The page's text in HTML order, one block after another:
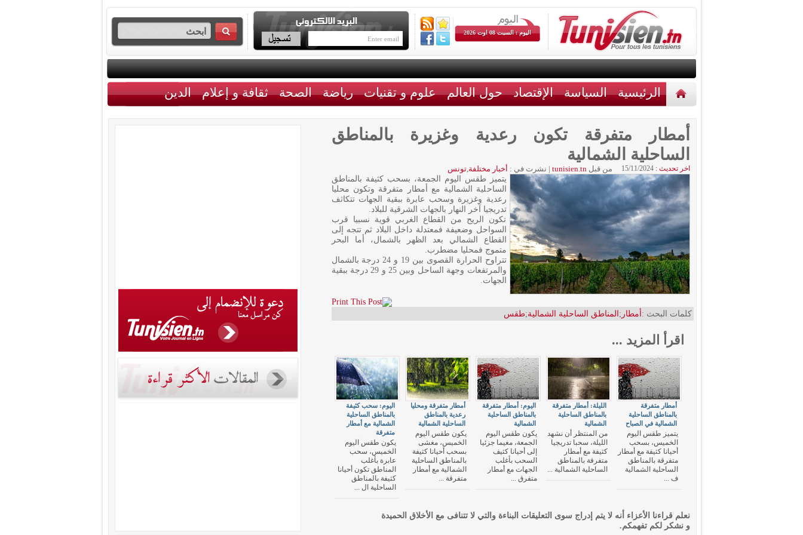
اليوم : السبت 08 اوت 2026
الرئيسية السياسة الإقتصاد حول العالم علوم و تقنيات رياضة الصحة ثقافة و إعلام الدين
أخبار مختلفة
أمطار متفرقة تكون رعدية وغزيرة بالمناطق
الساحلية الشمالية
اخر تحديث : 15/11/2024 من قبلtunisien.tn
| نشرت في : أخبار مختلفة,تونس
يتميز طقس اليوم الجمعة، بسحب كثيفة بالمناطق
الساحلية الشمالية مع أمطار متفرقة وتكون محليا
رعدية وغزيرة وسحب عابرة ببقية الجهات تتكاثف
تدريجيا آخر النهار بالجهات الشرقية للبلاد.
تكون الريح من القطاع الغربي قوية نسبيا قرب
السواحل وضعيفة فمعتدلة داخل البلاد ثم تتجه إلى
القطاع الشمالي بعد الظهر بالشمال، أما البحر
متموج فمحليا مضطرب.
تتراوح الحرارة القصوى بين 19 و 24 درجة بالشمال
والمرتفعات وجهة الساحل وبين 25 و 29 درجة ببقية
الجهات.
كلمات البحث : أمطار ; المناطق الساحلية الشمالية;طقس
اقرأ المزيد ...
اليوم: سحب كثيفة
بالمناطق الساحلية
الشمالية مع أمطار
متفرقة
يكون طقس اليوم
الخميس، سحب
عابرة بأغلب
المناطق تكون أحيانا
كثيفة بالمناطق
الساحلية ال ...
أمطار متفرقة ومحليا
رعدية بالمناطق
الساحلية الشمالية
يكون طقس اليوم
الخميس، مغشى
بسحب أحيانا كثيفة
بالمناطق الساحلية
الشمالية مع أمطار
متفرقة ...
اليوم: أمطار متفرقة
بالمناطق الساحلية
الشمالية
يكون طقس اليوم
الجمعة، مغيما جزئيا
إلى أحيانا كثيف
السحب بأغلب
الجهات مع أمطار
متفرق ...
الليلة: أمطار متفرقة
بالمناطق الساحلية
الشمالية
من المنتظر أن نشهد
الليلة، سحبا تدريجيا
كثيفة مع أمطار
متفرقة بالمناطق
الساحلية الشمالية ...
أمطار متفرقة
بالمناطق الساحلية
الشمالية في الصباح
يتميز طقس اليوم
الخميس، بسحب
أحيانا كثيفة مع أمطار
متفرقة بالمناطق
الساحلية الشمالية
ف ...
نعلم قراءنا الأعزاء أنه لا يتم إدراج سوى التعليقات البناءة والتي لا تتنافى مع الأخلاق الحميدة
و نشكر لكم تفهمكم.